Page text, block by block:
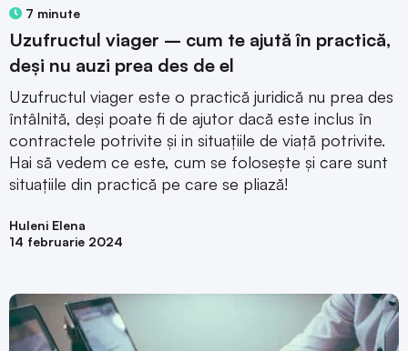
7 minute
Uzufructul viager – cum te ajută în practică,
deși nu auzi prea des de el
Uzufructul viager este o practică juridică nu prea des
întâlnită, deși poate fi de ajutor dacă este inclus în
contractele potrivite și in situațiile de viață potrivite.
Hai să vedem ce este, cum se folosește și care sunt
situațiile din practică pe care se pliază!
Huleni Elena
14 februarie 2024